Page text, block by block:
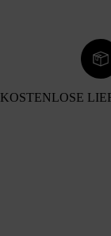
KOSTENLOSE